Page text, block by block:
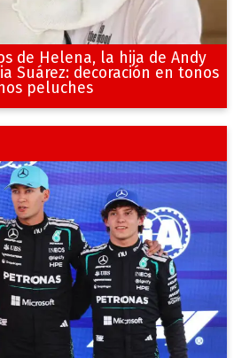
de Helena, la hija de Andy
Suárez: decoración en tonos
peluches